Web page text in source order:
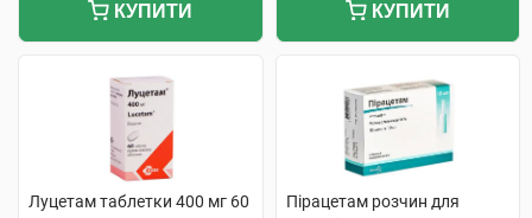
КУПИТИ КУПИТИ
Луцетам таблетки 400 мг 60
Пірацетам розчин для